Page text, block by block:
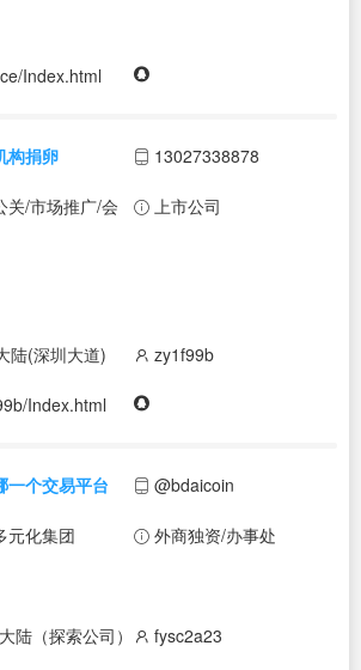
Index.html
构捐卵 13027338878
关/市场推广/会 上市公司
陆(深圳大道) zy1f99b
Index.html
一个交易平台 @bdaicoin
元化集团 外商独资/办事处
陆（探索公司） fysc2a23